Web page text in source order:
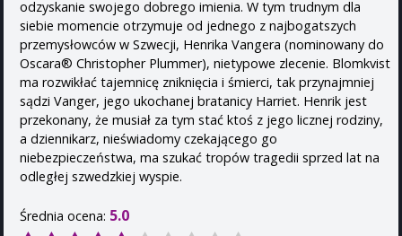
odzyskanie swojego dobrego imienia. W tym trudnym dla
siebie momencie otrzymuje od jednego z najbogatszych
przemysłowców w Szwecji, Henrika Vangera (nominowany do
Oscara® Christopher Plummer), nietypowe zlecenie. Blomkvist
ma rozwikłać tajemnicę zniknięcia i śmierci, tak przynajmniej
sądzi Vanger, jego ukochanej bratanicy Harriet. Henrik jest
przekonany, że musiał za tym stać ktoś z jego licznej rodziny,
a dziennikarz, nieświadomy czekającego go
niebezpieczeństwa, ma szukać tropów tragedii sprzed lat na
odległej szwedzkiej wyspie.
Średnia ocena: 5.0